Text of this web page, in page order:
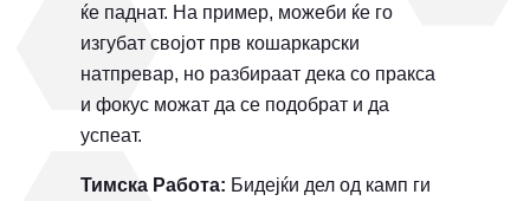
ќе паднат. На пример, можеби ќе го
изгубат својот прв кошаркарски
натпревар, но разбираат дека со пракса
и фокус можат да се подобрат и да
успеат.
Тимска Работа: Бидејќи дел од камп ги